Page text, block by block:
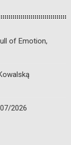
of Emotion,
2026